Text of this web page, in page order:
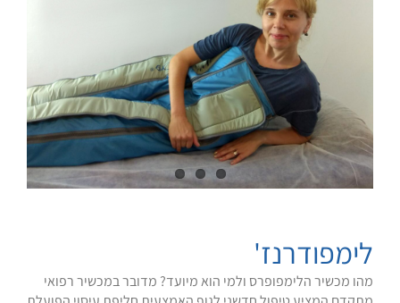
לימפודרנז'
מהו מכשיר הלימפופרס ולמי הוא מיועד? מדובר במכשיר רפואי